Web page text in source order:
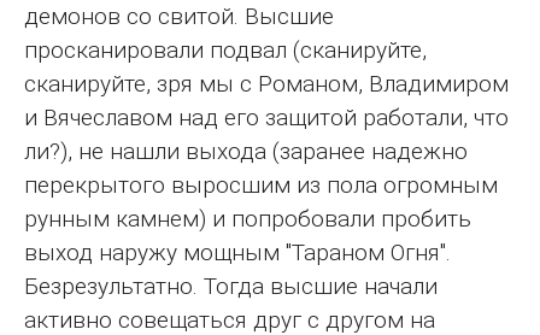
демонов со свитой. Высшие
просканировали подвал (сканируйте,
сканируйте, зря мы с Романом, Владимиром
и Вячеславом над его защитой работали, что
ли?), не нашли выхода (заранее надежно
перекрытого выросшим из пола огромным
рунным камнем) и попробовали пробить
выход наружу мощным "Тараном Огня".
Безрезультатно. Тогда высшие начали
активно совещаться друг с другом на